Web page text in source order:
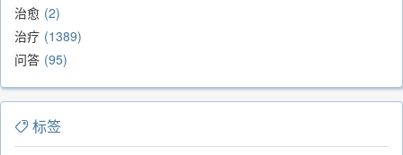
治愈 2
治疗 1389
问答 95
标签